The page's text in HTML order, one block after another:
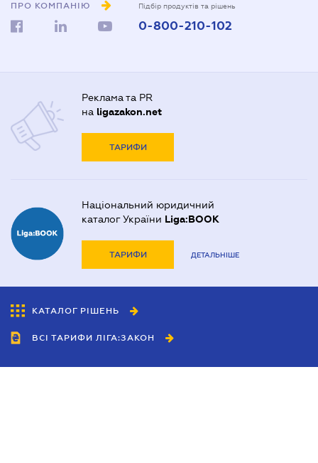
ПРО КОМПАНІЮ Підбір продуктів та рішень
0-800-210-102
Реклама та PR
на ligazakon.net
ТАРИФИ
Національний юридичний
каталог України Liga:BOOK
ТАРИФИ ДЕТАЛЬНІШЕ
КАТАЛОГ РІШЕНЬ
ВСІ ТАРИФИ ЛІГА:ЗАКОН